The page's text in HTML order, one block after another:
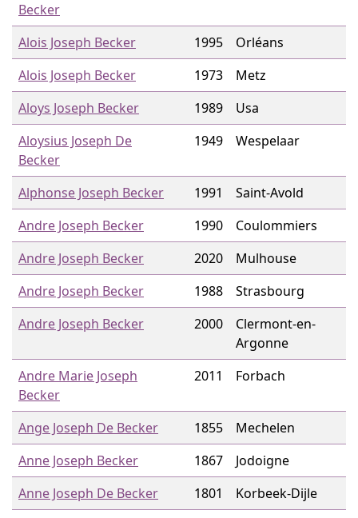
Becker
Alois Joseph Becker 1995
Orléans
Alois Joseph Becker
1973
Metz
Aloys Joseph Becker
1989
Usa
Aloysius Joseph De
Becker
1949 Wespelaar
Alphonse Joseph Becker 1991
Saint-Avold
Andre Joseph Becker
1990
Coulommiers
Andre Joseph Becker
2020
Mulhouse
Andre Joseph Becker
1988
Strasbourg
Andre Joseph Becker
2000
Clermont-en-
Argonne
Andre Marie Joseph
Becker
2011 Forbach
Ange Joseph De Becker 1855
Mechelen
Anne Joseph Becker
1867
Jodoigne
Anne Joseph De Becker
1801
Korbeek-Dijle